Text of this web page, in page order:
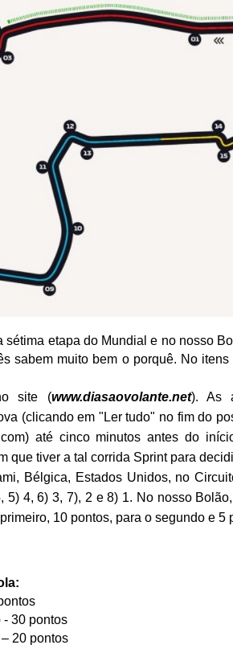
sétima etapa do Mundial e no nosso
sabem muito bem o porquê. No
site (www.diasaovolante.net). As
(clicando em "Ler tudo" no fim do
) até cinco minutos antes do
que tiver a tal corrida Sprint para
Bélgica, Estados Unidos, no
5) 4, 6) 3, 7), 2 e 8) 1. No nosso
10 pontos, para o segundo e 5
- 30 pontos
20 pontos